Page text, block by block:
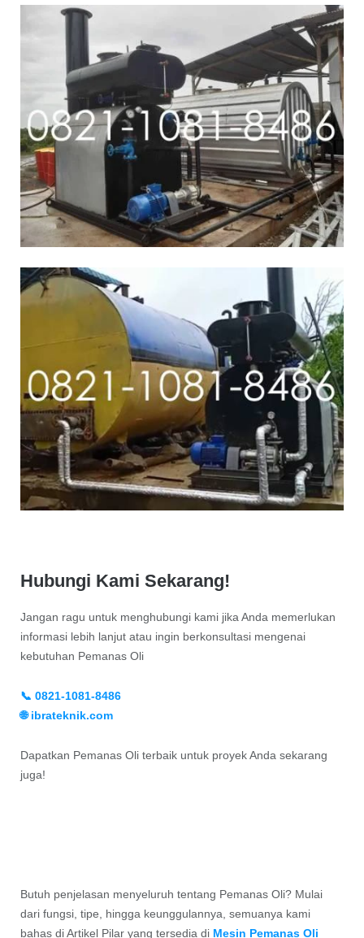
Hubungi Kami Sekarang!
Jangan ragu untuk menghubungi kami jika Anda memerlukan
informasi lebih lanjut atau ingin berkonsultasi mengenai
kebutuhan Pemanas Oli
📞 0821-1081-8486
🌐 ibrateknik.com
Dapatkan Pemanas Oli terbaik untuk proyek Anda sekarang
juga!
Butuh penjelasan menyeluruh tentang Pemanas Oli? Mulai
dari fungsi, tipe, hingga keunggulannya, semuanya kami
bahas di Artikel Pilar yang tersedia di Mesin Pemanas Oli